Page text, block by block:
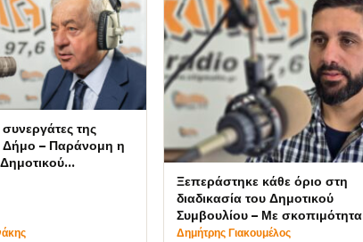
της
Δήμο – Παράνομη η
Ξεπεράστηκε κάθε όριο στη
διαδικασία του Δημοτικού
Συμβουλίου – Με σκοπιμότητα
κινήθηκε η Δημοτική Αρχή
Δημήτρης Γιακουμέλος